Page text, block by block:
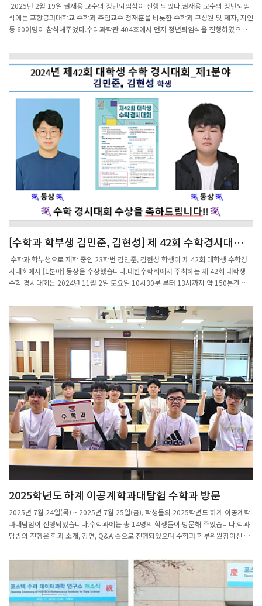
고 있는 AI를 전략산업으로 육성해 다양한 사업 분야에 확대 적용하기 위해서는 근간이
되는 수학을 잘 이해하고 연구해야 한다”고 말했다.한편 선도연구센터 사업은 1990년
부터 30여 년간 꾸준히 과기정통부에서 추진해 온 대표적인 기초연구 지원사업으로,
처: https://v.daum.net/v/20230922192922786
2025년 2월 19일 권재용 교수의 정년퇴임식이 진행 되었다.권재용 교수의 정년퇴임
식에는 포항공과대학교 수학과 주임교수 정재훈을 비롯한 수학과 구성원 및 제자, 지인
등 60여명이 참석해주었다.수리과학관 404호에서 먼저 정년퇴임식을 진행하였으며
만찬을 즐겼다.
[수학과 학부생 김민준, 김현성] 제 42회 수학경시대회
동상 수상
수학과 학부생으로 재학 중인 23학번 김민준, 김현성 학생이 제 42회 대학생 수학경
시대회에서 [1분야] 동상을 수상했습니다.대한수학회에서 주최하는 제 42회 대학생
수학 경시대회는 2024년 11월 2일 토요일 10시30분 부터 13시까지 약 150분간 진
다.대상은 상장과 함께 100만원의 상금, 금상은 20만원의 상금, 은상은 10만원의 상금
이 지급되었습니다.포항공대 수학과 에서는 참여하는 학생들에게 전형료, 교통비를 비
롯한 소정의 참가비를 지원하고 있으니 관심있으신 수학과 학생들은 앞으로 있을 대학
생 수학경시대회에 많은 참여 부탁드립니다.
2025학년도 하계 이공계학과대탐험 수학과 방문
2025년 7월 24일(목) ~ 2025년 7월 25일(금), 학생들의 2025학년도 하계 이공계학
과대탐험이 진행되었습니다.수학과에는 총 14명의 학생들이 방문해 주었습니다.학과
탐방의 진행은 학과 소개, 강연, Q&A 순으로 진행되었으며 수학과 학부위원장이신 전